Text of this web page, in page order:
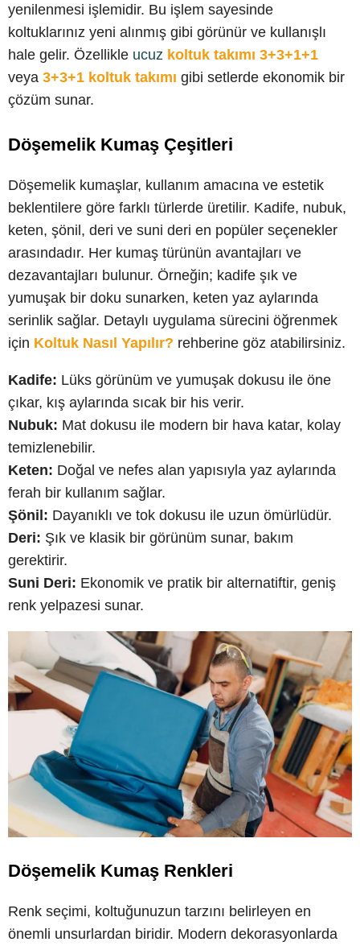
yenilenmesi işlemidir. Bu işlem sayesinde
koltuklarınız yeni alınmış gibi görünür ve kullanışlı
hale gelir. Özellikle ucuz koltuk takımı 3+3+1+1
veya 3+3+1 koltuk takımı gibi setlerde ekonomik bir
çözüm sunar.
Döşemelik Kumaş Çeşitleri
Döşemelik kumaşlar, kullanım amacına ve estetik
beklentilere göre farklı türlerde üretilir. Kadife, nubuk,
keten, şönil, deri ve suni deri en popüler seçenekler
arasındadır. Her kumaş türünün avantajları ve
dezavantajları bulunur. Örneğin; kadife şık ve
yumuşak bir doku sunarken, keten yaz aylarında
serinlik sağlar. Detaylı uygulama sürecini öğrenmek
için Koltuk Nasıl Yapılır? rehberine göz atabilirsiniz.
Kadife: Lüks görünüm ve yumuşak dokusu ile öne
çıkar, kış aylarında sıcak bir his verir.
Nubuk: Mat dokusu ile modern bir hava katar, kolay
temizlenebilir.
Keten: Doğal ve nefes alan yapısıyla yaz aylarında
ferah bir kullanım sağlar.
Şönil: Dayanıklı ve tok dokusu ile uzun ömürlüdür.
Deri: Şık ve klasik bir görünüm sunar, bakım
gerektirir.
Suni Deri: Ekonomik ve pratik bir alternatiftir, geniş
renk yelpazesi sunar.
Döşemelik Kumaş Renkleri
Renk seçimi, koltuğunuzun tarzını belirleyen en
önemli unsurlardan biridir. Modern dekorasyonlarda